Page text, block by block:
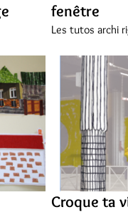
fenêtre
Les tutos archi
Croque ta